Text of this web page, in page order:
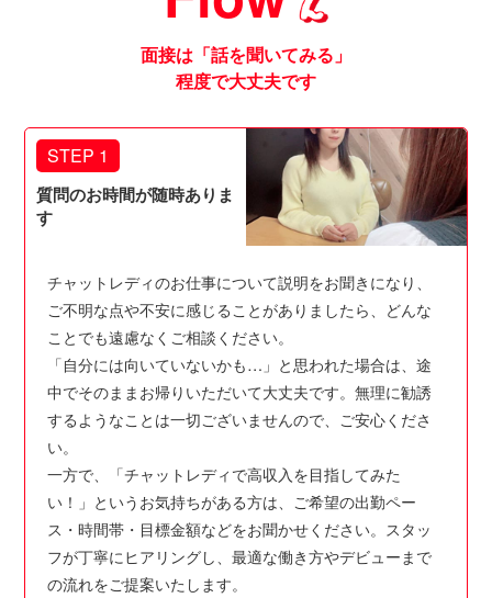
面接は「話を聞いてみる」
程度で大丈夫です
STEP 1
質問のお時間が随時ありま
す
チャットレディのお仕事について説明をお聞きになり、
ご不明な点や不安に感じることがありましたら、どんな
ことでも遠慮なくご相談ください。
「自分には向いていないかも…」と思われた場合は、途
中でそのままお帰りいただいて大丈夫です。無理に勧誘
するようなことは一切ございませんので、ご安心くださ
い。
一方で、「チャットレディで高収入を目指してみた
い！」というお気持ちがある方は、ご希望の出勤ペー
ス・時間帯・目標金額などをお聞かせください。スタッ
フが丁寧にヒアリングし、最適な働き方やデビューまで
の流れをご提案いたします。